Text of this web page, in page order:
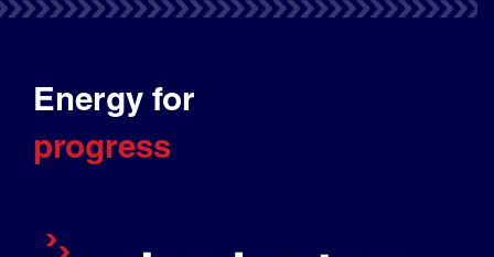
Energy for
progress